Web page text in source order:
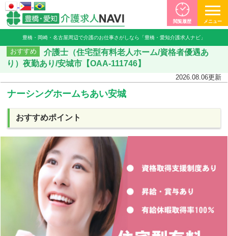
豊橋・岡崎・名古屋周辺で介護のお仕事さがしなら「豊橋・愛知介護求人ナビ」
閲覧履歴 メニュー
おすすめ
介護士（住宅型有料老人ホーム/資格者優遇あ
り）夜勤あり/安城市【OAA-111746】
2026.08.06更新
ナーシングホームちあい安城
おすすめポイント